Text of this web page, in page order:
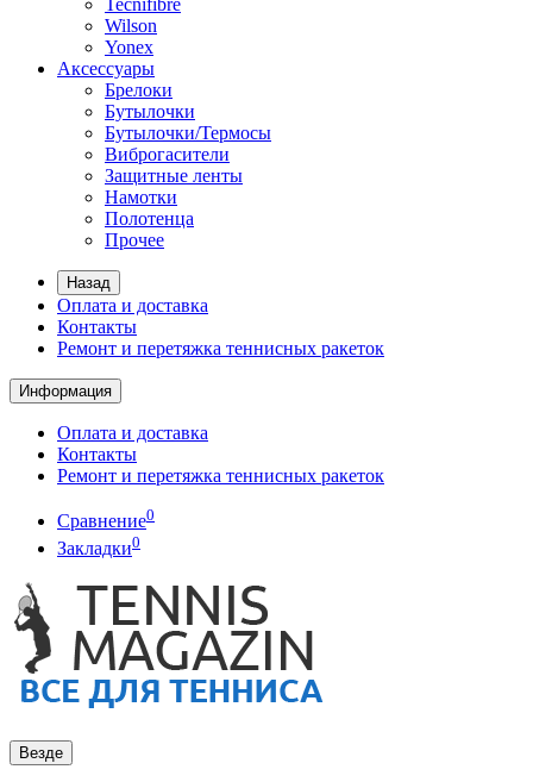
Tecnifibre
Wilson
Yonex
Аксессуары
Брелоки
Бутылочки
Бутылочки/Термосы
Виброгасители
Защитные ленты
Намотки
Полотенца
Прочее
Назад
Оплата и доставка
Контакты
Ремонт и перетяжка теннисных ракеток
Информация
Оплата и доставка
Контакты
Ремонт и перетяжка теннисных ракеток
Сравнение0
Закладки0
Везде